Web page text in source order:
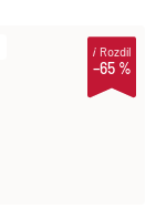
–65 %
iRozdíl